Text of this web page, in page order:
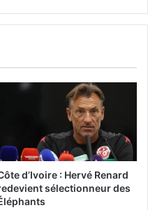
d’Ivoire : Hervé Renard
sélectionneur des